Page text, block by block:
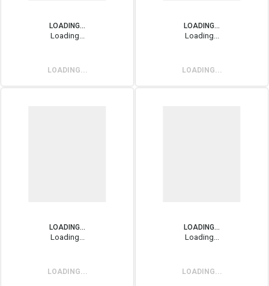
LOADING...
Loading...
LOADING...
LOADING...
Loading...
LOADING...
LOADING...
Loading...
LOADING...
LOADING...
Loading...
LOADING...